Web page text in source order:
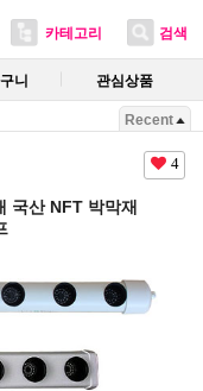
카테고리 검색
니 관심상품
Recent
4
국산 NFT 박막재